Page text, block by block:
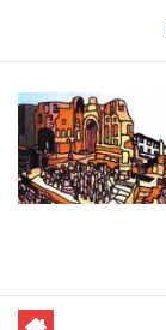
contenuto